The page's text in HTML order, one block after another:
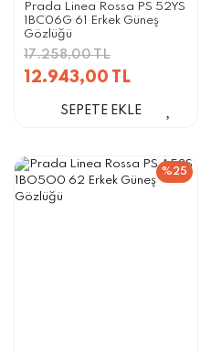
Prada Linea Rossa PS 52YS
1BC06G 61 Erkek Güneş
Gözlüğü
17.258,00 TL
12.943,00 TL
SEPETE EKLE
%25